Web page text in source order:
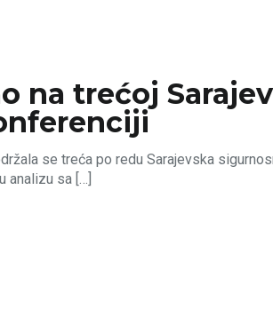
na trećoj
se treća po redu Sarajevska
analizu sa[…]